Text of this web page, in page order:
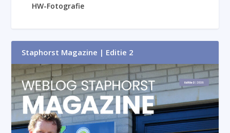
HW-Fotografie
Staphorst Magazine | Editie 2